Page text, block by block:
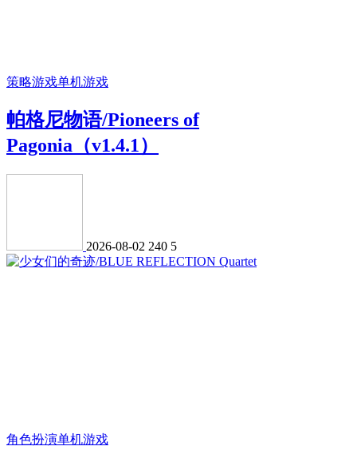
策略游戏单机游戏
帕格尼物语/Pioneers of
Pagonia（v1.4.1）
2026-08-02 240 5
角色扮演单机游戏